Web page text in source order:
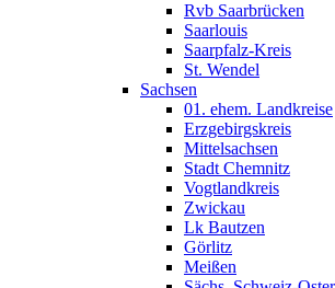
Rvb Saarbrücken
Saarlouis
Saarpfalz-Kreis
St. Wendel
Sachsen
01. ehem. Landkreise
Erzgebirgskreis
Mittelsachsen
Stadt Chemnitz
Vogtlandkreis
Zwickau
Lk Bautzen
Görlitz
Meißen